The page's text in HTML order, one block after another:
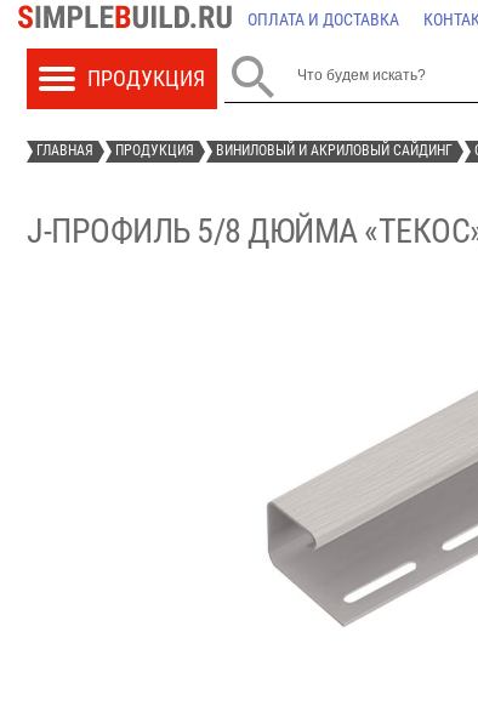
ОПЛАТА И ДОСТАВКА

ГЛАВНАЯ ПРОДУКЦИЯ ВИНИЛОВЫЙ И АКРИЛОВЫЙ САЙДИНГ
J-ПРОФИЛЬ 5/8 ДЮЙМА